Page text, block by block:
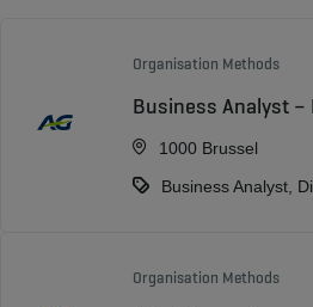
Organisation Methods
Business Analyst
1000 Brussel
Business Analyst,
Organisation Methods